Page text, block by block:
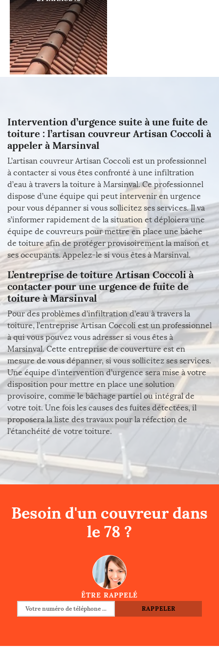
Intervention d’urgence suite à une fuite de
toiture : l’artisan couvreur Artisan Coccoli à
appeler à Marsinval
L’artisan couvreur Artisan Coccoli est un professionnel
à contacter si vous êtes confronté à une infiltration
d’eau à travers la toiture à Marsinval. Ce professionnel
dispose d’une équipe qui peut intervenir en urgence
pour vous dépanner si vous sollicitez ses services. Il va
s’informer rapidement de la situation et déploiera une
équipe de couvreurs pour mettre en place une bâche
de toiture afin de protéger provisoirement la maison et
ses occupants. Appelez-le si vous êtes à Marsinval.
L’entreprise de toiture Artisan Coccoli à
contacter pour une urgence de fuite de
toiture à Marsinval
Pour des problèmes d’infiltration d’eau à travers la
toiture, l’entreprise Artisan Coccoli est un professionnel
à qui vous pouvez vous adresser si vous êtes à
Marsinval. Cette entreprise de couverture est en
mesure de vous dépanner, si vous sollicitez ses services.
Une équipe d’intervention d’urgence sera mise à votre
disposition pour mettre en place une solution
provisoire, comme le bâchage partiel ou intégral de
votre toit. Une fois les causes des fuites détectées, il
proposera la liste des travaux pour la réfection de
l’étanchéité de votre toiture.
Besoin d'un couvreur dans
le 78 ?
ÊTRE RAPPELÉ